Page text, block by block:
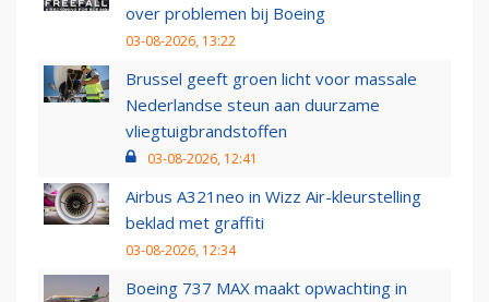
over problemen bij Boeing
03-08-2026, 13:22
Brussel geeft groen licht voor massale
Nederlandse steun aan duurzame
vliegtuigbrandstoffen
03-08-2026, 12:41
Airbus A321neo in Wizz Air-kleurstelling
beklad met graffiti
03-08-2026, 12:34
Boeing 737 MAX maakt opwachting in